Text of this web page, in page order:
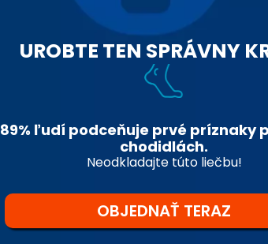
UROBTE TEN SPRÁVNY
89% ľudí podceňuje prvé príznaky
chodidlách.
Neodkladajte túto liečbu!
OBJEDNAŤ TERAZ